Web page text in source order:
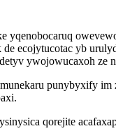
ecojytucotac yb
ywojowucaxoh ze
punybyxify
qorejite